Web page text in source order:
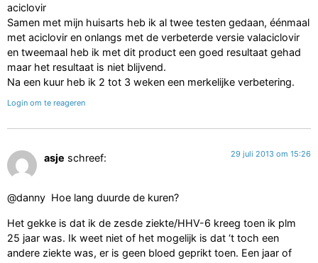
aciclovir
Samen met mijn huisarts heb ik al twee testen gedaan, éénmaal
met aciclovir en onlangs met de verbeterde versie valaciclovir
en tweemaal heb ik met dit product een goed resultaat gehad
maar het resultaat is niet blijvend.
Na een kuur heb ik 2 tot 3 weken een merkelijke verbetering.
Login om te reageren
asje schreef: 29 juli 2013 om 15:26
@danny Hoe lang duurde de kuren?
Het gekke is dat ik de zesde ziekte/HHV-6 kreeg toen ik plm
25 jaar was. Ik weet niet of het mogelijk is dat ‘t toch een
andere ziekte was, er is geen bloed geprikt toen. Een jaar of